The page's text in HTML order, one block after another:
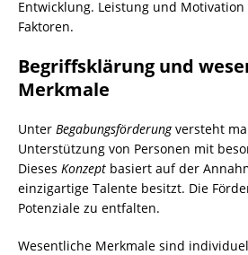
laden
YouTub
e immer
ren
Entwicklung. Leistung und
Faktoren.
Begriffsklärung und
Merkmale
Unter Begabungsförderungversteht
Unterstützung von Personen mit
Dieses Konzept basiert auf der
einzigartige Talente besitzt. Die
Potenziale zu entfalten.
Wesentliche Merkmale sind